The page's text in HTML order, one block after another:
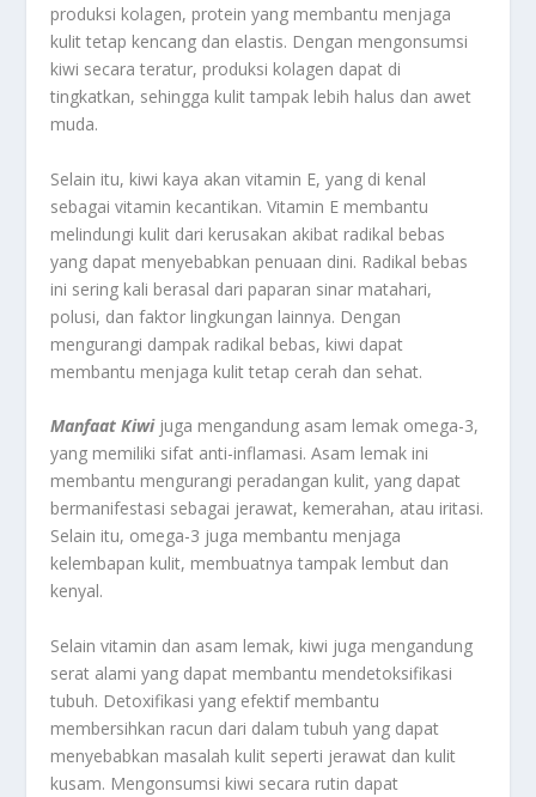
produksi kolagen, protein yang membantu menjaga
kulit tetap kencang dan elastis. Dengan mengonsumsi
kiwi secara teratur, produksi kolagen dapat di
tingkatkan, sehingga kulit tampak lebih halus dan awet
muda.
Selain itu, kiwi kaya akan vitamin E, yang di kenal
sebagai vitamin kecantikan. Vitamin E membantu
melindungi kulit dari kerusakan akibat radikal bebas
yang dapat menyebabkan penuaan dini. Radikal bebas
ini sering kali berasal dari paparan sinar matahari,
polusi, dan faktor lingkungan lainnya. Dengan
mengurangi dampak radikal bebas, kiwi dapat
membantu menjaga kulit tetap cerah dan sehat.
Manfaat Kiwijuga mengandung asam lemak omega-3,
yang memiliki sifat anti-inflamasi. Asam lemak ini
membantu mengurangi peradangan kulit, yang dapat
bermanifestasi sebagai jerawat, kemerahan, atau iritasi.
Selain itu, omega-3 juga membantu menjaga
kelembapan kulit, membuatnya tampak lembut dan
kenyal.
Selain vitamin dan asam lemak, kiwi juga mengandung
serat alami yang dapat membantu mendetoksifikasi
tubuh. Detoxifikasi yang efektif membantu
membersihkan racun dari dalam tubuh yang dapat
menyebabkan masalah kulit seperti jerawat dan kulit
kusam. Mengonsumsi kiwi secara rutin dapat